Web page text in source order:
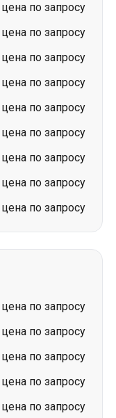
цена по запросу
цена по запросу
цена по запросу
цена по запросу
цена по запросу
цена по запросу
цена по запросу
цена по запросу
цена по запросу
цена по запросу
цена по запросу
цена по запросу
цена по запросу
цена по запросу